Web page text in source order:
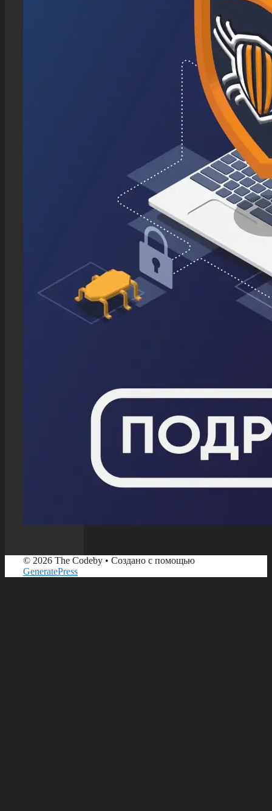
© 2026 The Codeby • Создано с помощью
GeneratePress